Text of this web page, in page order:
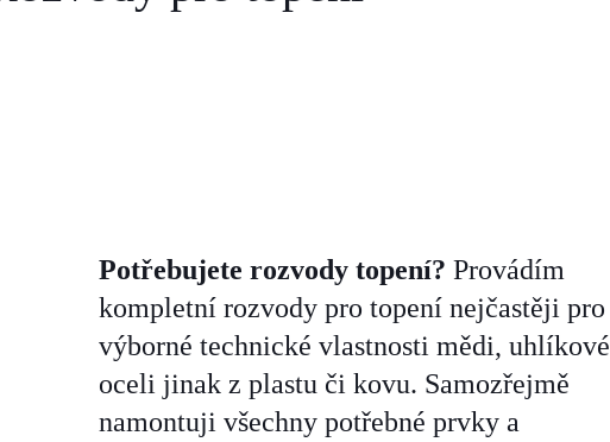
Potřebujete rozvody topení? Provádím
kompletní rozvody pro topení nejčastěji pro
výborné technické vlastnosti mědi, uhlíkové
oceli jinak z plastu či kovu. Samozřejmě
namontuji všechny potřebné prvky a